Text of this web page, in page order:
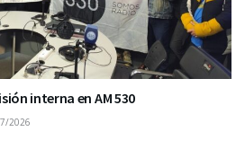
interna en AM 530
2026